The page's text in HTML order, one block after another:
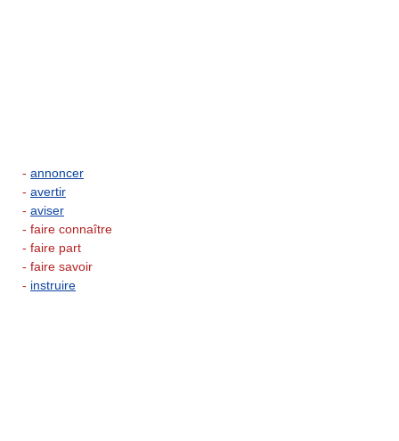
- annoncer
- avertir
- aviser
- faire connaître
- faire part
- faire savoir
- instruire